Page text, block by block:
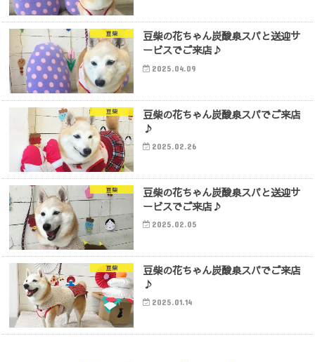
豆柴
豆柴の花ちゃん炭酸泉スパと送迎サ
ービスでご来店♪
2025.04.09
豆柴
豆柴の花ちゃん炭酸泉スパでご来店
♪
2025.02.26
豆柴
豆柴の花ちゃん炭酸泉スパと送迎サ
ービスでご来店♪
2025.02.05
豆柴
豆柴の花ちゃん炭酸泉スパでご来店
♪
2025.01.14